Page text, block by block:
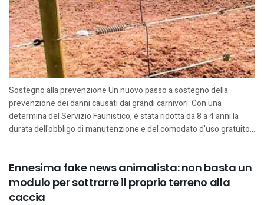
Sostegno alla prevenzione Un nuovo passo a sostegno della
prevenzione dei danni causati dai grandi carnivori. Con una
determina del Servizio Faunistico, è stata ridotta da 8 a 4 anni la
durata dell'obbligo di manutenzione e del comodato d'uso gratuito...
Ennesima fake news animalista: non basta un
modulo per sottrarre il proprio terreno alla
caccia